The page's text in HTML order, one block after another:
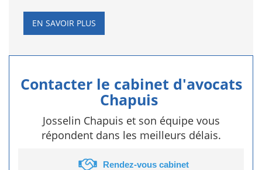
EN SAVOIR PLUS
Contacter le cabinet d'avocats
Chapuis
Josselin Chapuis et son équipe vous
répondent dans les meilleurs délais.
Rendez-vous cabinet